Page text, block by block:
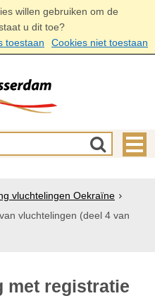
willen gebruiken om de
u dit toe?
toestaan
Cookies niet toestaan
vluchtelingen Oekraïne
vluchtelingen (deel 4 van
met registratie